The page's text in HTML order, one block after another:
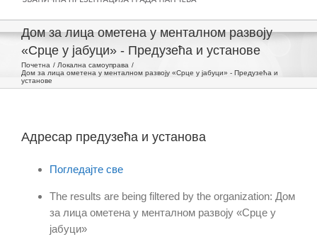
Дом за лица ометена у менталном развоју
«Срце у јабуци» - Предузећа и установе
Почетна
Локална самоуправа
Дом за лица ометена у менталном развоју «Срце у јабуци» - Предузећа и
установе
Адресар предузећа и установа
Погледајте све
The results are being filtered by the organization: Дом
за лица ометена у менталном развоју «Срце у
јабуци»